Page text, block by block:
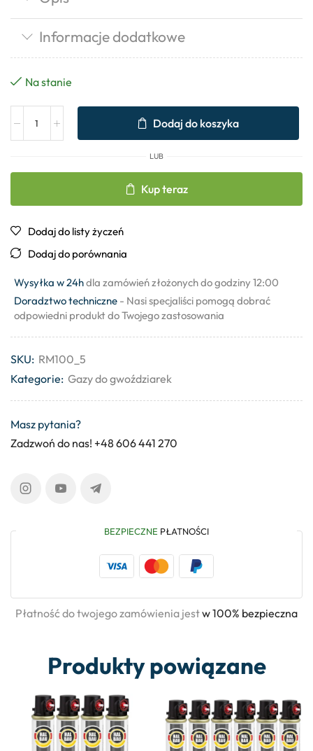
Informacje dodatkowe
Na stanie
Dodaj do koszyka
LUB
Kup teraz
Dodaj do listy życzeń
Dodaj do porównania
Wysyłka w 24hdla zamówień złożonych do godziny 12:00
Doradztwo techniczne - Nasi specjaliści pomogą dobrać
odpowiedni produkt do Twojego zastosowania
SKU: RM100_5
Kategorie: Gazy do gwoździarek
Masz pytania?
Zadzwoń do nas! +48 606 441 270
BEZPIECZNE PŁATNOŚCI
Płatność do twojego zamówienia jestw 100% bezpieczna
Produkty powiązane